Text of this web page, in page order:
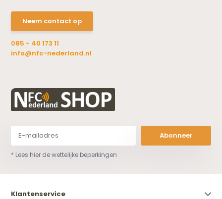
Neem contact op
085 - 40 173 11
info@nfc-nederland.nl
Abonneer
* Lees hier de wettelijke beperkingen
Klantenservice